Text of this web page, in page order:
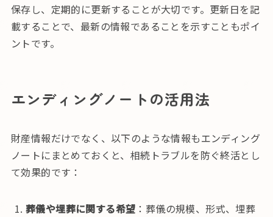
保存し、定期的に更新することが大切です。更新日を記
載することで、最新の情報であることを示すこともポイ
ントです。
エンディングノートの活用法
財産情報だけでなく、以下のような情報もエンディング
ノートにまとめておくと、相続トラブルを防ぐ終活とし
て効果的です：
葬儀や埋葬に関する希望 ：葬儀の規模、形式、埋葬